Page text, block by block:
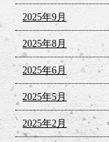
2025年9月
2025年8月
2025年6月
2025年5月
2025年2月